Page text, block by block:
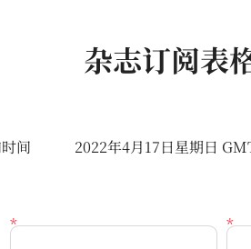
杂志订阅表
间 2022年4月17日星期日